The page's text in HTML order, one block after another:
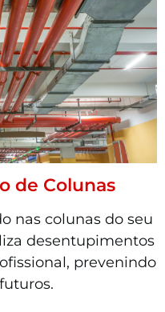
de Colunas
nas colunas do seu
desentupimentos
prevenindo